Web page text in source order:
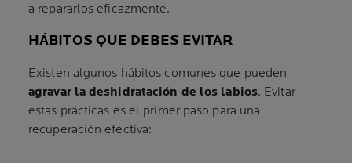
a repararlos eficazmente.
HÁBITOS QUE DEBES EVITAR
Existen algunos hábitos comunes que pueden
agravar la deshidratación de los labios. Evitar
estas prácticas es el primer paso para una
recuperación efectiva: